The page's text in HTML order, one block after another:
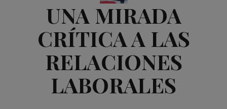
UNA MIRADA
CRÍTICA A LAS
RELACIONES
LABORALES